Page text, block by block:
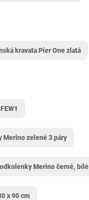
kravata Pier One zlatá
Merino zelené 3 páry
Merino černé, bílé
x 90 cm